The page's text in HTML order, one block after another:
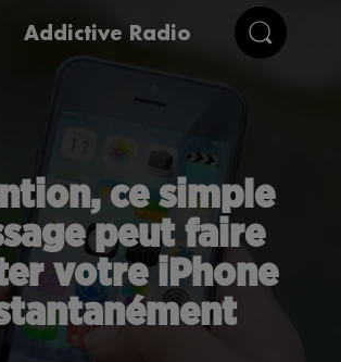
Addictive Radio
ce simple
peut faire
votre iPhone